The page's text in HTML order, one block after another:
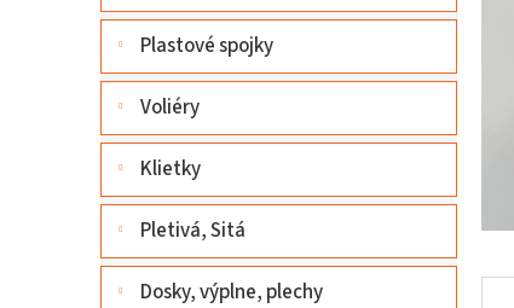
a
e
Plastové spojky
Voliéry
Klietky
Pletivá, Sitá
Dosky, výplne, plechy